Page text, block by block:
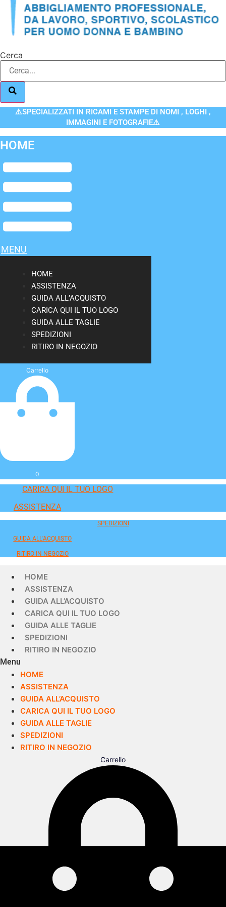
Cerca
⚠️SPECIALIZZATI IN RICAMI E STAMPE DI NOMI , LOGHI ,
IMMAGINI E FOTOGRAFIE⚠️
HOME
Flyout
Menu
MENU
HOME
ASSISTENZA
GUIDA ALL’ACQUISTO
CARICA QUI IL TUO LOGO
GUIDA ALLE TAGLIE
SPEDIZIONI
RITIRO IN NEGOZIO
Carrello
0
CARICA QUI IL TUO LOGO
ASSISTENZA
SPEDIZIONI
GUIDA ALL'ACQUISTO
RITIRO IN NEGOZIO
HOME
ASSISTENZA
GUIDA ALL’ACQUISTO
CARICA QUI IL TUO LOGO
GUIDA ALLE TAGLIE
SPEDIZIONI
RITIRO IN NEGOZIO
Menu
HOME
ASSISTENZA
GUIDA ALL’ACQUISTO
CARICA QUI IL TUO LOGO
GUIDA ALLE TAGLIE
SPEDIZIONI
RITIRO IN NEGOZIO
Carrello